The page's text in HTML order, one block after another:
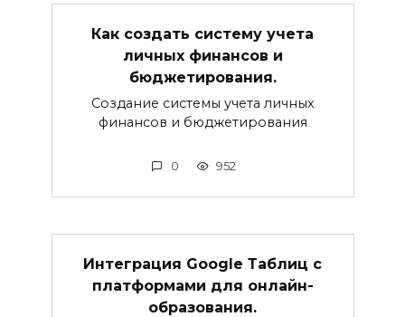
Как создать систему учета
личных финансов и
бюджетирования.
Создание системы учета личных
финансов и бюджетирования
0 952
Интеграция Google Таблиц с
платформами для онлайн-
образования.